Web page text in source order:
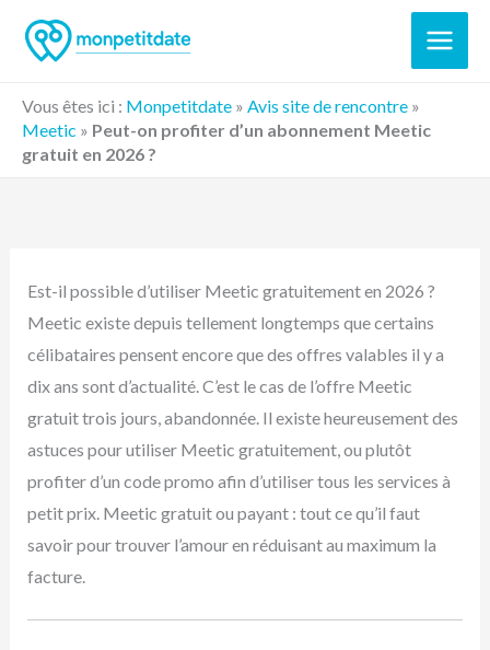
Vous êtes ici : Monpetitdate » Avis site de rencontre »
Meetic » Peut-on profiter d’un abonnement Meetic
gratuit en 2026 ?
Est-il possible d’utiliser Meetic gratuitement en 2026 ?
Meetic existe depuis tellement longtemps que certains
célibataires pensent encore que des offres valables il y a
dix ans sont d’actualité. C’est le cas de l’offre Meetic
gratuit trois jours, abandonnée. Il existe heureusement des
astuces pour utiliser Meetic gratuitement, ou plutôt
profiter d’un code promo afin d’utiliser tous les services à
petit prix. Meetic gratuit ou payant : tout ce qu’il faut
savoir pour trouver l’amour en réduisant au maximum la
facture.